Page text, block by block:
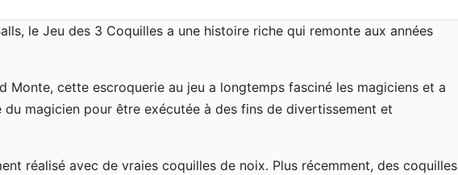
le Jeu des 3 Coquilles a une histoire riche qui remonte aux années
Monte, cette escroquerie au jeu a longtemps fasciné les magiciens et a
magicien pour être exécutée à des fins de divertissement et
réalisé avec de vraies coquilles de noix. Plus récemment, des coquilles